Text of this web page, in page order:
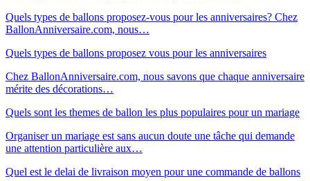
Quels types de ballons proposez-vous pour les anniversaires? Chez
BallonAnniversaire.com, nous…
Quels types de ballons proposez vous pour les anniversaires
Chez BallonAnniversaire.com, nous savons que chaque anniversaire
mérite des décorations…
Quels sont les themes de ballon les plus populaires pour un mariage
Organiser un mariage est sans aucun doute une tâche qui demande
une attention particulière aux…
Quel est le delai de livraison moyen pour une commande de ballons